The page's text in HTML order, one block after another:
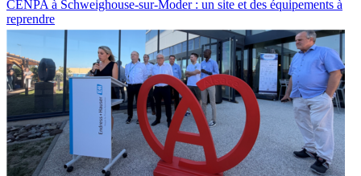
CENPA à Schweighouse-sur-Moder : un site et des équipements à
reprendre